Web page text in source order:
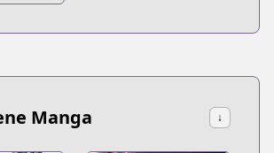
Manga ↓